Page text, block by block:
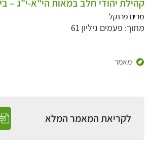
קהילת יהודי חלב במאות הי"א-י"ג –
מרים פרנקל
מתוך: פעמים גיליון 61
מאמר
לקריאת המאמר המלא